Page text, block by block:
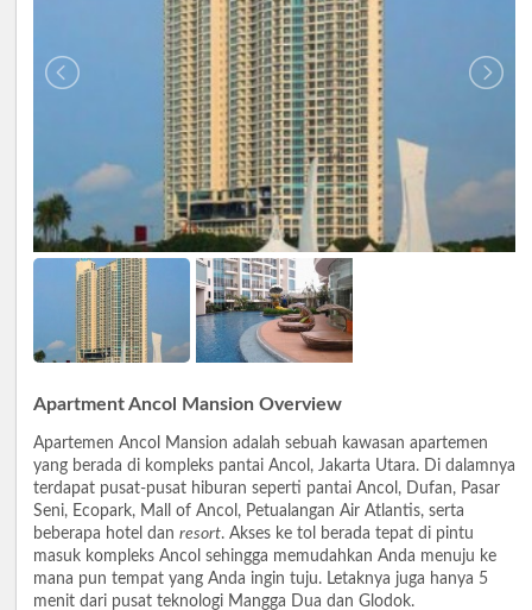
Apartment Ancol Mansion Overview
Apartemen Ancol Mansion adalah sebuah kawasan apartemen
yang berada di kompleks pantai Ancol, Jakarta Utara. Di dalamnya
terdapat pusat-pusat hiburan seperti pantai Ancol, Dufan, Pasar
Seni, Ecopark, Mall of Ancol, Petualangan Air Atlantis, serta
beberapa hotel dan resort. Akses ke tol berada tepat di pintu
masuk kompleks Ancol sehingga memudahkan Anda menuju ke
mana pun tempat yang Anda ingin tuju. Letaknya juga hanya 5
menit dari pusat teknologi Mangga Dua dan Glodok.